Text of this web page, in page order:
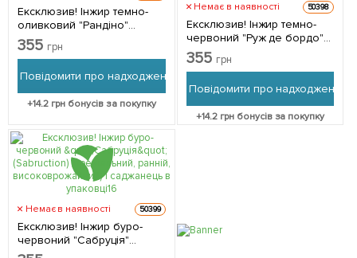
Ексклюзив! Інжир темно-
оливковий "Рандіно"
(Randino) (преміальний,
двухурожайний, ранній) 1
саджанець в упаковці
355 грн
Повідомити про надходження
+14.2 грн бонусів за покупку
Немає в наявності 50398
Ексклюзив! Інжир темно-
червоний "Руж де бордо"
(Rouge de Bordeaux)
(преміальний,
самоплодовий) 1
саджанець в упаковці 1
саджанець в упаковці
355 грн
Повідомити про надходження
+14.2грн бонусів за покупку
Немає в наявності 50399
Ексклюзив! Інжир буро-
червоний "Сабруція"
(Sabruction) (преміальний,